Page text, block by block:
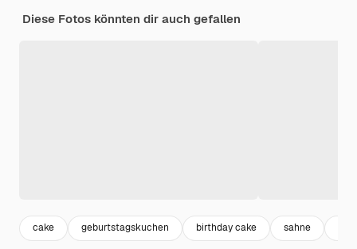
Diese Fotos könnten dir auch gefallen
cake geburtstagskuchen birthday cake sahne